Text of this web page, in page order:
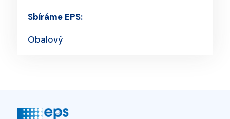
Sbíráme EPS:
Obalový